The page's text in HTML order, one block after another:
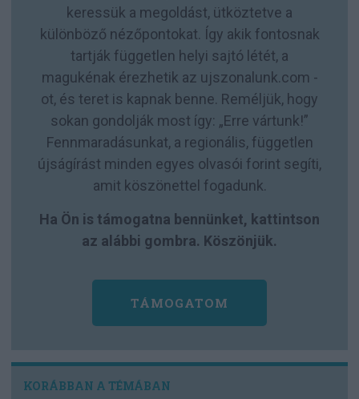
keressük a megoldást, ütköztetve a
különböző nézőpontokat. Így akik fontosnak
tartják független helyi sajtó létét, a
magukénak érezhetik az ujszonalunk.com -
ot, és teret is kapnak benne. Reméljük, hogy
sokan gondolják most így: „Erre vártunk!”
Fennmaradásunkat, a regionális, független
újságírást minden egyes olvasói forint segíti,
amit köszönettel fogadunk.
Ha Ön is támogatna bennünket, kattintson
az alábbi gombra. Köszönjük.
TÁMOGATOM